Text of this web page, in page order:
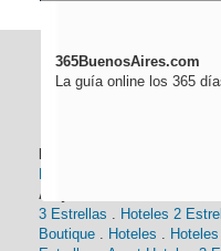
365BuenosAires.com
La guía online los 365
Alojamiento:
3 Estrellas
Hoteles 2
Boutique
Hoteles